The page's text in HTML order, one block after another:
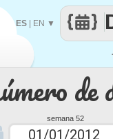
semana 52
ES EN ▼